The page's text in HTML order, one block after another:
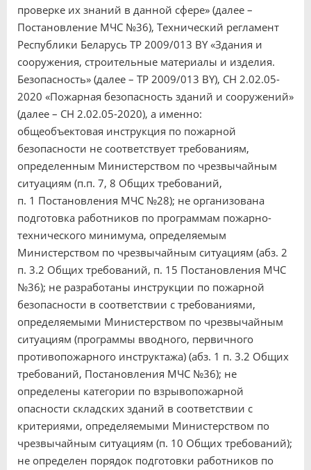
проверке их знаний в данной сфере» (далее –
Постановление МЧС №36), Технический регламент
Республики Беларусь ТР 2009/013 BY «Здания и
сооружения, строительные материалы и изделия.
Безопасность» (далее – ТР 2009/013 BY), СН 2.02.05-
2020 «Пожарная безопасность зданий и сооружений»
(далее – СН 2.02.05-2020), а именно:
общеобъектовая инструкция по пожарной
безопасности не соответствует требованиям,
определенным Министерством по чрезвычайным
ситуациям (п.п. 7, 8 Общих требований,
п. 1 Постановления МЧС №28); не организована
подготовка работников по программам пожарно-
технического минимума, определяемым
Министерством по чрезвычайным ситуациям (абз. 2
п. 3.2 Общих требований, п. 15 Постановления МЧС
№36); не разработаны инструкции по пожарной
безопасности в соответствии с требованиями,
определяемыми Министерством по чрезвычайным
ситуациям (программы вводного, первичного
противопожарного инструктажа) (абз. 1 п. 3.2 Общих
требований, Постановления МЧС №36); не
определены категории по взрывопожарной
опасности складских зданий в соответствии с
критериями, определяемыми Министерством по
чрезвычайным ситуациям (п. 10 Общих требований);
не определен порядок подготовки работников по